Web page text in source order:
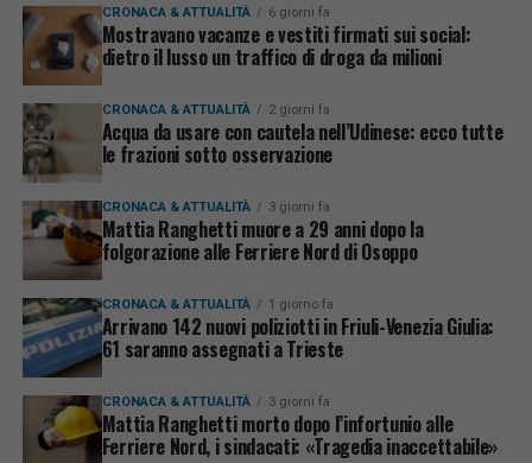
CRONACA & ATTUALITÀ 6 giorni fa
Mostravano vacanze e vestiti firmati sui social:
dietro il lusso un traffico di droga da milioni
CRONACA & ATTUALITÀ 2 giorni fa
Acqua da usare con cautela nell’Udinese: ecco tutte
le frazioni sotto osservazione
CRONACA & ATTUALITÀ 3 giorni fa
Mattia Ranghetti muore a 29 anni dopo la
folgorazione alle Ferriere Nord di Osoppo
CRONACA & ATTUALITÀ 1 giorno fa
Arrivano 142 nuovi poliziotti in Friuli-Venezia Giulia:
61 saranno assegnati a Trieste
CRONACA & ATTUALITÀ 3 giorni fa
Mattia Ranghetti morto dopo l’infortunio alle
Ferriere Nord, i sindacati: «Tragedia inaccettabile»